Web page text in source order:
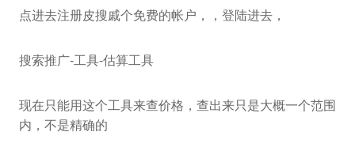
点进去注册皮搜戚个免费的帐户，，登陆进去，
搜索推广-工具-估算工具
现在只能用这个工具来查价格，查出来只是大概一个范围
内，不是精确的